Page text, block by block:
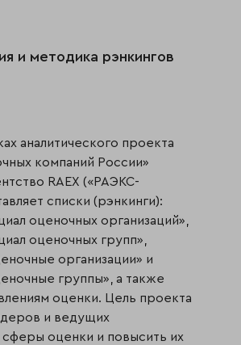
и методика рэнкингов
аналитического проекта
компаний России»
RAEX («РАЭКС-
списки (рэнкинги):
оценочных организаций»,
оценочных групп»,
организации» и
группы», а также
оценки. Цель проекта
и ведущих
сферы оценки и повысить их